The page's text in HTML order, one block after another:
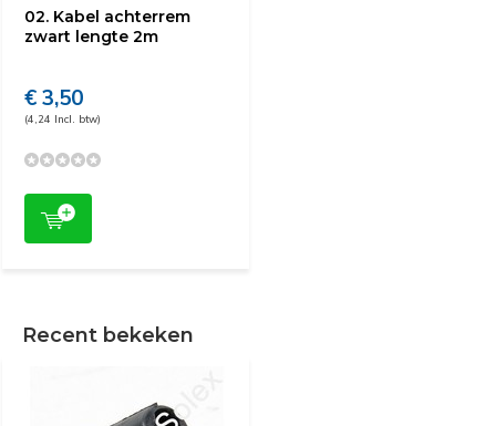
02. Kabel achterrem
zwart lengte 2m
€ 3,50
(4,24 Incl. btw)
Recent bekeken